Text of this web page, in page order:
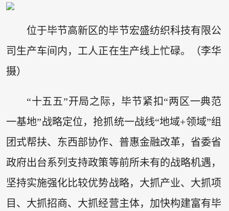
位于毕节高新区的毕节宏盛纺织科技有限公
司生产车间内，工人正在生产线上忙碌。（李华
摄）
“十五五”开局之际，毕节紧扣“两区一典范
一基地”战略定位，抢抓统一战线“地域+领域”组
团式帮扶、东西部协作、普惠金融改革，省委省
政府出台系列支持政策等前所未有的战略机遇，
坚持实施强化比较优势战略，大抓产业、大抓项
目、大抓招商、大抓经营主体，加快构建富有毕